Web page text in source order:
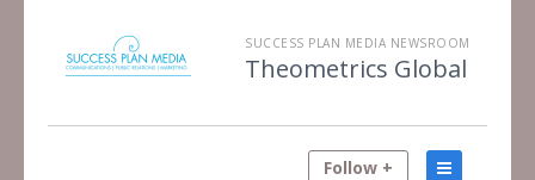
SUCCESS PLAN MEDIA NEWSROOM
Theometrics Global
Follow +